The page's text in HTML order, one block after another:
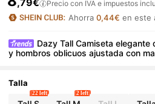
Precio con IVA e impuestos
Ahorra 0,44€ en este
Dazy Tall Camiseta elegante
y hombros oblicuos ajustada con
Talla
22 left 2 left